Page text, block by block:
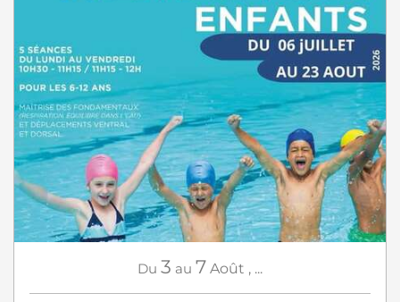
Du 3 au 7 Août , ...